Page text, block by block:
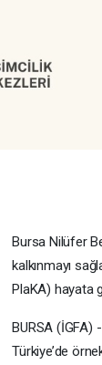
Bursa Nilüfer
kalkınmayı
PlaKA) hayata
BURSA (İGFA)
Türkiye’de